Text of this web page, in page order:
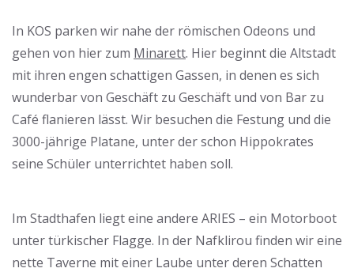
In KOS parken wir nahe der römischen Odeons und
gehen von hier zum Minarett. Hier beginnt die Altstadt
mit ihren engen schattigen Gassen, in denen es sich
wunderbar von Geschäft zu Geschäft und von Bar zu
Café flanieren lässt. Wir besuchen die Festung und die
3000-jährige Platane, unter der schon Hippokrates
seine Schüler unterrichtet haben soll.
Im Stadthafen liegt eine andere ARIES – ein Motorboot
unter türkischer Flagge. In der Nafklirou finden wir eine
nette Taverne mit einer Laube unter deren Schatten